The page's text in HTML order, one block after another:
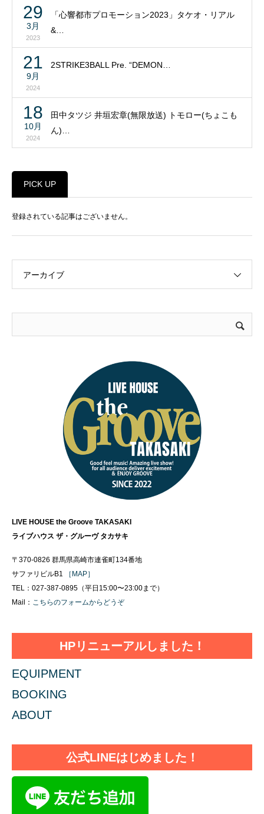
29
3月
2023
「心響都市プロモーション2023」タケオ・リアル
&…
21
9月
2024
2STRIKE3BALL Pre. “DEMON…
18
10月
2024
田中タツジ 井垣宏章(無限放送) トモロー(ちょこも
ん)…
PICK UP
登録されている記事はございません。
アーカイブ
LIVE HOUSE the Groove TAKASAKI
ライブハウス ザ・グルーヴ タカサキ
〒370-0826 群馬県高崎市連雀町134番地
サファリビルB1 ［MAP］
TEL：027-387-0895（平日15:00〜23:00まで）
Mail： こちらのフォームからどうぞ
HPリニューアルしました！
EQUIPMENT
BOOKING
ABOUT
公式LINEはじめました！